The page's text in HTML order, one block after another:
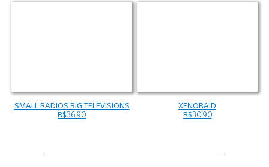
SMALL RADIOS BIG TELEVISIONS
R$36.90
XENORAID
R$30.90